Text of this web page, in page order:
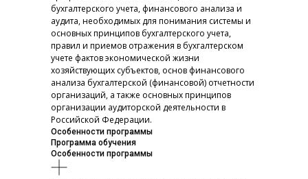
бухгалтерского учета, финансового анализа и
аудита, необходимых для понимания системы и
основных принципов бухгалтерского учета,
правил и приемов отражения в бухгалтерском
учете фактов экономической жизни
хозяйствующих субъектов, основ финансового
анализа бухгалтерской (финансовой) отчетности
организаций, а также основных принципов
организации аудиторской деятельности в
Российской Федерации.
Особенности программы
Программа обучения
Особенности программы